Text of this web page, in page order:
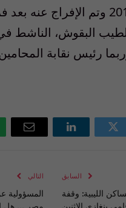
10 يناير 2011 وتم الإفراج
البقوش، الناشط
رئيس نقابة
تويتر لينكدإن
البريد
السابق
الليبية: وقفة
التالي
المسؤولية